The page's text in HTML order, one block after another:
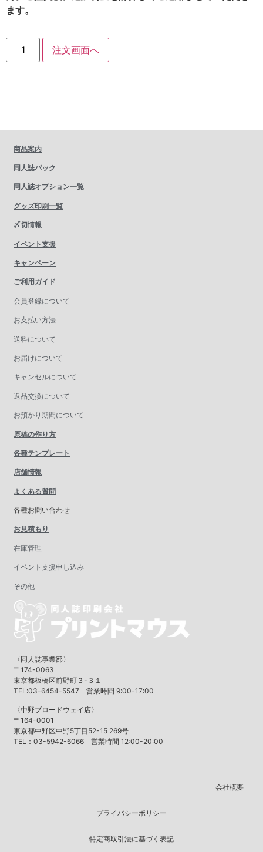
ます。
注文画面へ
商品案内
同人誌パック
同人誌オプション一覧
グッズ印刷一覧
〆切情報
イベント支援
キャンペーン
ご利用ガイド
会員登録について
お支払い方法
送料について
お届けについて
キャンセルについて
返品交換について
お預かり期間について
原稿の作り方
各種テンプレート
店舗情報
よくある質問
各種お問い合わせ
お見積もり
在庫管理
イベント支援申し込み
その他
〈同人誌事業部〉
〒174-0063
東京都板橋区前野町３-３１
TEL:03-6454-5547 営業時間 9:00-17:00
〈中野ブロードウェイ店〉
〒164-0001
東京都中野区中野5丁目52-15 269号
TEL：03-5942-6066 営業時間 12:00-20:00
会社概要
プライバシーポリシー
特定商取引法に基づく表記